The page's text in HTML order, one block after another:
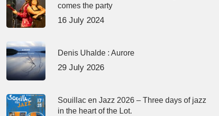
comes the party
16 July 2024
Denis Uhalde : Aurore
29 July 2026
Souillac en Jazz 2026 – Three days of jazz
in the heart of the Lot.